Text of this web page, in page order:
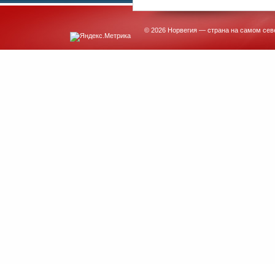
© 2026 Норвегия — страна на самом